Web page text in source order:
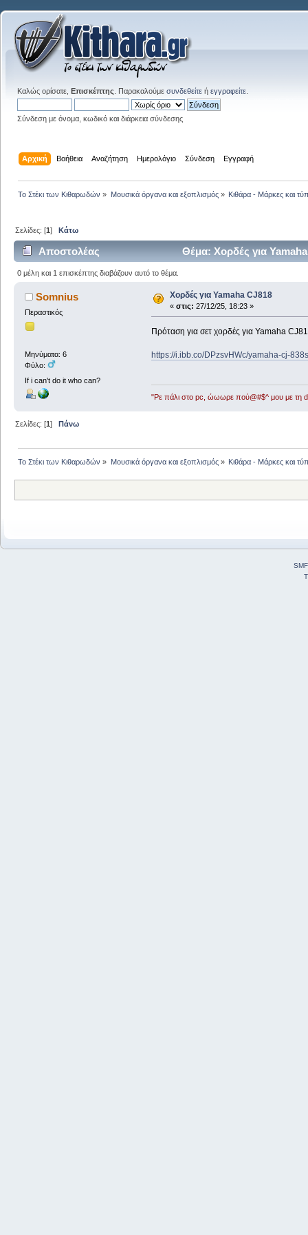
Καλώς ορίσατε, Επισκέπτης . Παρακαλούμε συνδεθείτε ή εγγραφείτε
Σύνδεση με όνομα, κωδικό και διάρκεια σύνδεσης
Αρχική Βοήθεια Αναζήτηση Ημερολόγιο Σύνδεση Εγγραφή
Το Στέκι των Κιθαρωδών » Μουσικά όργανα και εξοπλισμός» Κιθάρα - Μάρκες και
Σελίδες: [1]Κάτω
Αποστολέας Θέμα: Χορδές για
0 μέλη και 1 επισκέπτης διαβάζουν αυτό το θέμα.
Somnius
Περαστικός
Μηνύματα: 6
Φύλο:
If i can't do it who can?
Χορδές για Yamaha CJ818
« στις: 27/12/25, 18:23 »
Πρόταση για σετ χορδές για Yamaha
https://i.ibb.co/DPzsvHWc/yamaha-cj-
"Ρε πάλι στο pc, ώωωρε πού@#$^ μου με τη
Σελίδες: [1] Πάνω
Το Στέκι των Κιθαρωδών » Μουσικά όργανα και εξοπλισμός» Κιθάρα - Μάρκες και